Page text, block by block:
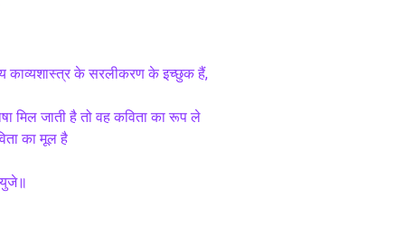
काव्यशास्त्र के सरलीकरण के इच्छुक हैं,
मिल जाती है तो वह कविता का रूप ले
का मूल है